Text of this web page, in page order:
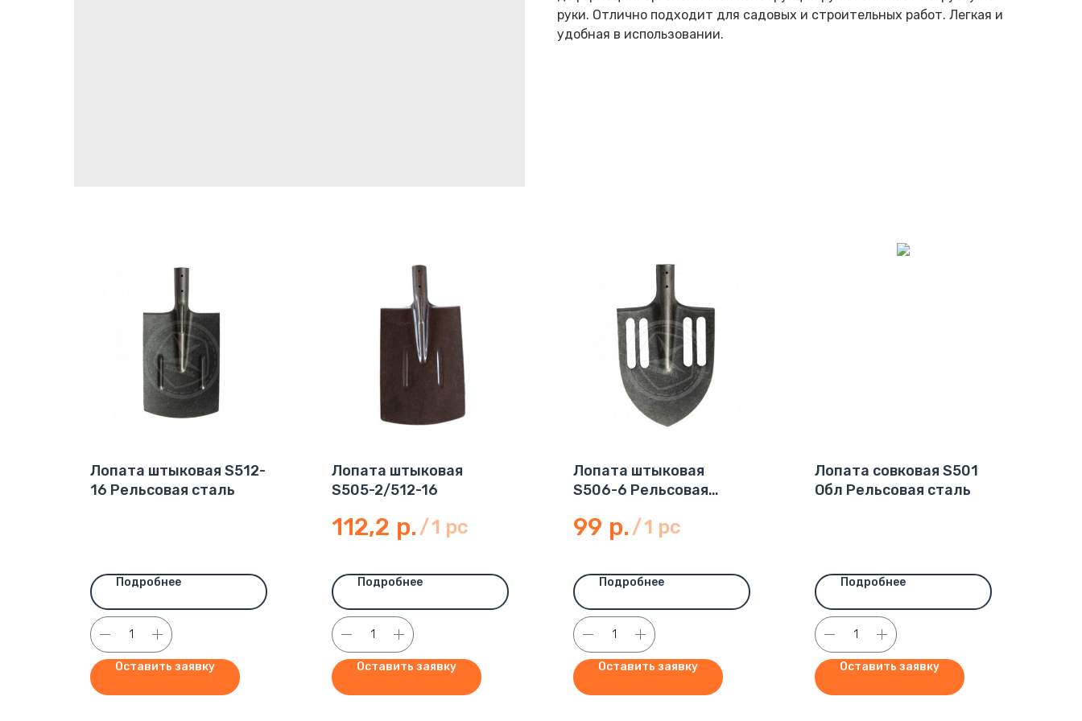
руки. Отлично подходит для садовых и строительных работ. Легкая и
удобная в использовании.
Лопата штыковая S512-
16 Рельсовая сталь
Подробнее
Оставить заявку
Лопата штыковая
S505-2/512-16
112,2 р. /1 pc
Подробнее
Оставить заявку
Лопата штыковая
S506-6 Рельсовая
99 р. /1 pc
Подробнее
Оставить заявку
Лопата совковая S501
Обл Рельсовая сталь
Подробнее
Оставить заявку